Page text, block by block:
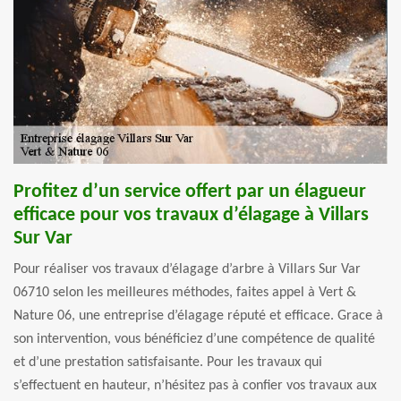
Profitez d’un service offert par un élagueur
efficace pour vos travaux d’élagage à Villars
Sur Var
Pour réaliser vos travaux d’élagage d’arbre à Villars Sur Var
06710 selon les meilleures méthodes, faites appel à Vert &
Nature 06, une entreprise d’élagage réputé et efficace. Grace à
son intervention, vous bénéficiez d’une compétence de qualité
et d’une prestation satisfaisante. Pour les travaux qui
s’effectuent en hauteur, n’hésitez pas à confier vos travaux aux